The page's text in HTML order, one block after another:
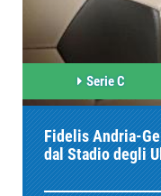
Serie C
Fidelis Andria-
dal Stadio degli